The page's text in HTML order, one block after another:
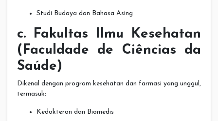
Studi Budaya dan Bahasa Asing
c. Fakultas Ilmu Kesehatan
(Faculdade de Ciências da
Saúde)
Dikenal dengan program kesehatan dan farmasi yang unggul,
termasuk:
Kedokteran dan Biomedis